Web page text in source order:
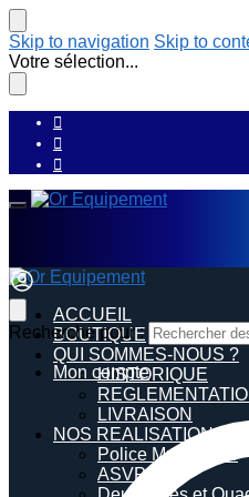
Skip to navigation Skip to
Votre sélection...
Recherche pour :
Mon compte
ACCUEIL
BOUTIQUE
QUI SOMMES-NOUS ?
HISTORIQUE
LIVRAISON
NOS REALISATIONS
Police Municipale
ASVP